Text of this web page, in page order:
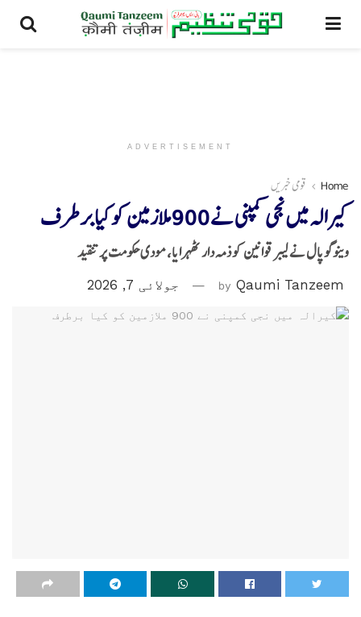
ADVERTISEMENT
Home قومی خبریں
کیرالہ میں نجی کمپنی نے 900 ملازمین کو کیا برطرف
وینوگوپال نے لیبر قوانین کو ذمہ دار ٹھہرایا، مودی حکومت پر تنقید
by Qaumi Tanzeem جولائی 7, 2026